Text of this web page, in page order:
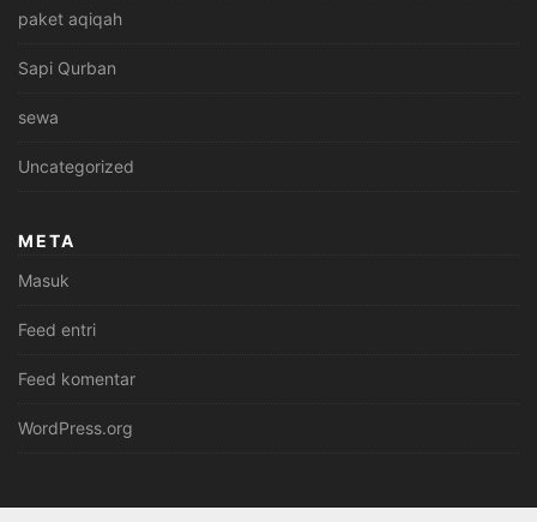
paket aqiqah
Sapi Qurban
sewa
Uncategorized
META
Masuk
Feed entri
Feed komentar
WordPress.org